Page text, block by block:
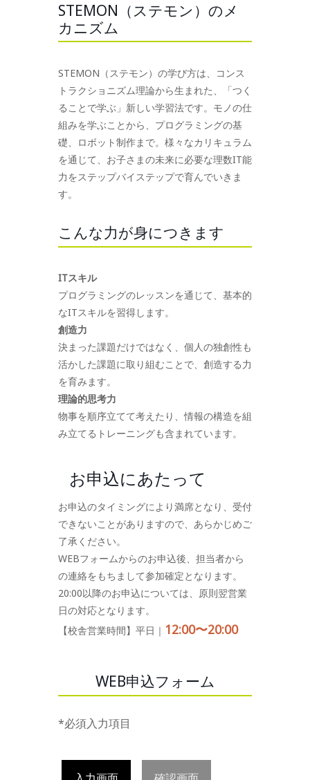
STEMON（ステモン）のメ
カニズム
STEMON（ステモン）の学び方は、コンス
トラクショニズム理論から生まれた、「つく
ることで学ぶ」新しい学習法です。モノの仕
組みを学ぶことから、プログラミングの基
礎、ロボット制作まで。様々なカリキュラム
を通じて、お子さまの未来に必要な理数IT能
力をステップバイステップで育んでいきま
す。
こんな力が身につきます
ITスキル
プログラミングのレッスンを通じて、基本的
なITスキルを習得します。
創造力
決まった課題だけではなく、個人の独創性も
活かした課題に取り組むことで、創造する力
を育みます。
理論的思考力
物事を順序立てて考えたり、情報の構造を組
み立てるトレーニングも含まれています。
お申込にあたって
お申込のタイミングにより満席となり、受付
できないことがありますので、あらかじめご
了承ください。
WEBフォームからのお申込後、担当者から
の連絡をもちまして参加確定となります。
20:00以降のお申込については、原則翌営業
日の対応となります。
【校舎営業時間】平日｜ 12:00〜20:00
WEB申込フォーム
*必須入力項目